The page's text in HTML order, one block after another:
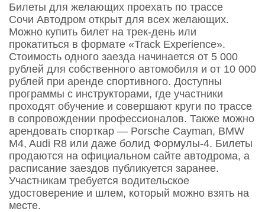
Билеты для желающих проехать по трассе
Сочи Автодром открыт для всех желающих.
Можно купить билет на трек‑день или
прокатиться в формате «Track Experience».
Стоимость одного заезда начинается от 5 000
рублей для собственного автомобиля и от 10 000
рублей при аренде спортивного. Доступны
программы с инструкторами, где участники
проходят обучение и совершают круги по трассе
в сопровождении профессионалов. Также можно
арендовать спорткар — Porsche Cayman, BMW
M4, Audi R8 или даже болид Формулы‑4. Билеты
продаются на официальном сайте автодрома, а
расписание заездов публикуется заранее.
Участникам требуется водительское
удостоверение и шлем, который можно взять на
месте.